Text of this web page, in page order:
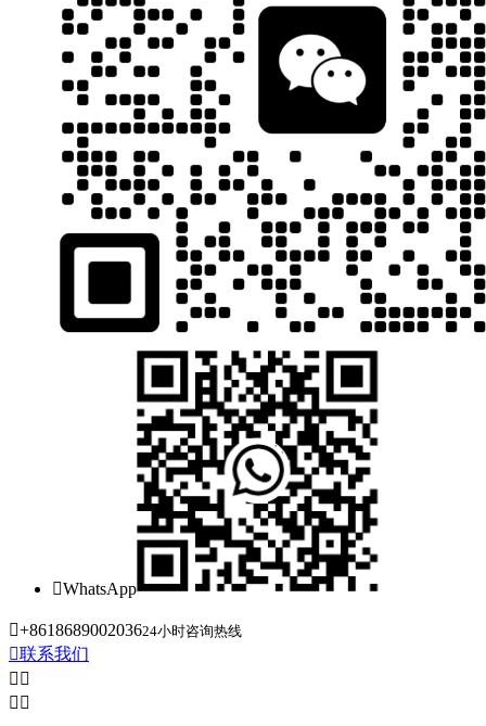
WhatsApp
+861868900203624小时咨询热线
联系我们
 
 